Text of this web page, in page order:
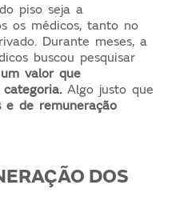
piso seja a
os médicos, tanto no
Durante meses, a
buscou pesquisar
um valor que
Algo justo que
e de remuneração
DOS